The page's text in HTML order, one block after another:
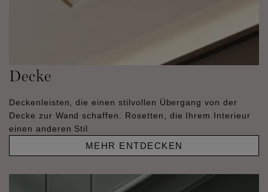
Decke
Deckenleisten, die einen stilvollen Übergang von der
Decke zur Wand schaffen. Rosetten, die Ihrem Interieur
einen anderen Stil
MEHR ENTDECKEN